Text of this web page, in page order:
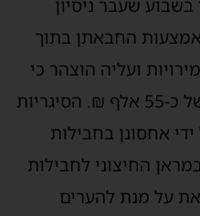
שעבר ניסיון
החבאתן בתוך
ועליה הוצהר כי
היא מכילה מאפים בעלות של כ-55 אלף ₪. הסיגריות
אחסונן בחבילות
החיצוני לחבילות
על מנת להערים